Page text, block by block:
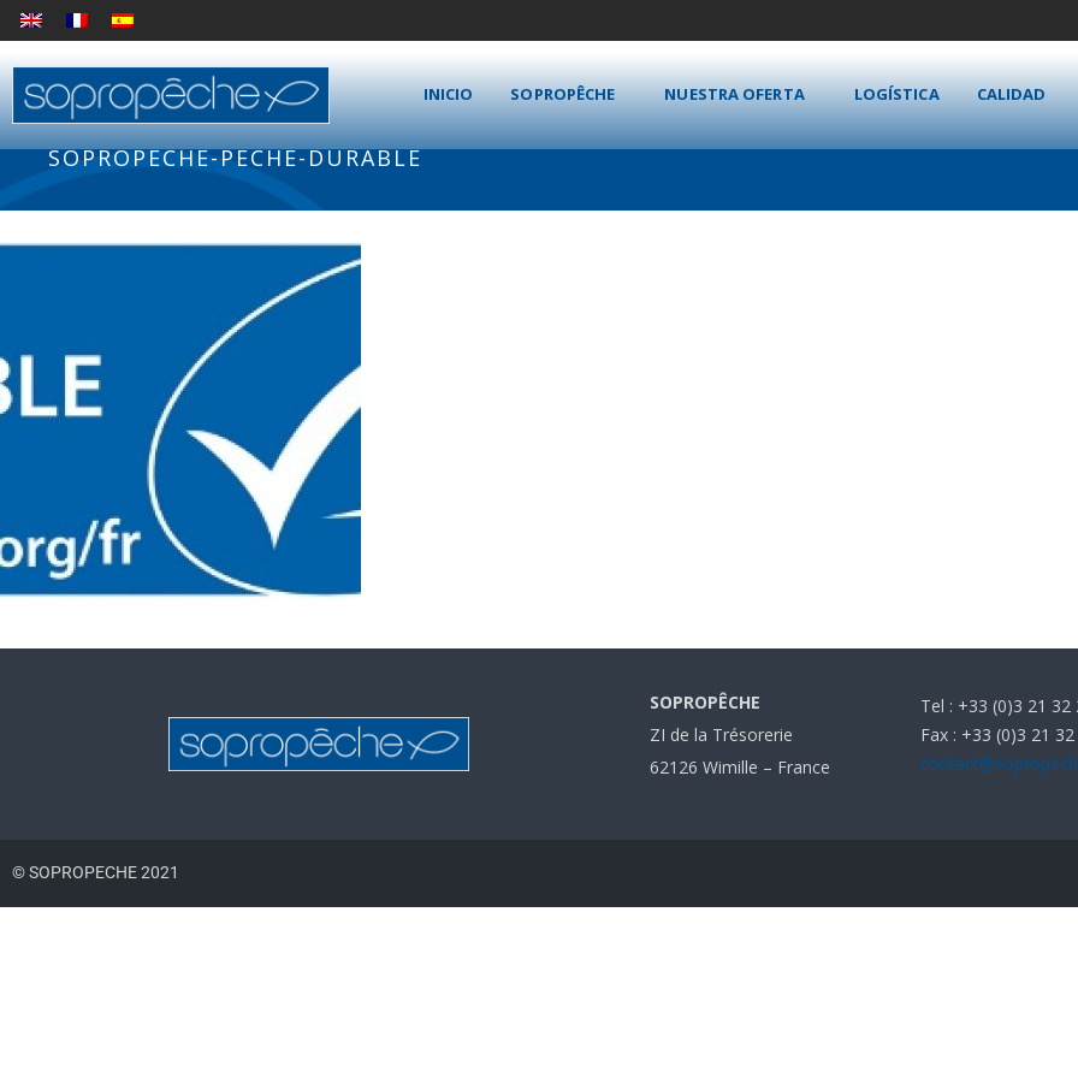
INICIO SOPROPÊCHE NUESTRA OFERTA LOGÍSTICA CALIDAD
SOPROPECHE-PECHE-DURABLE
SOPROPÊCHE
ZI de la Trésorerie
62126 Wimille – France
Tel : +33 (0)3 21 32
Fax : +33 (0)3 21
© SOPROPECHE 2021